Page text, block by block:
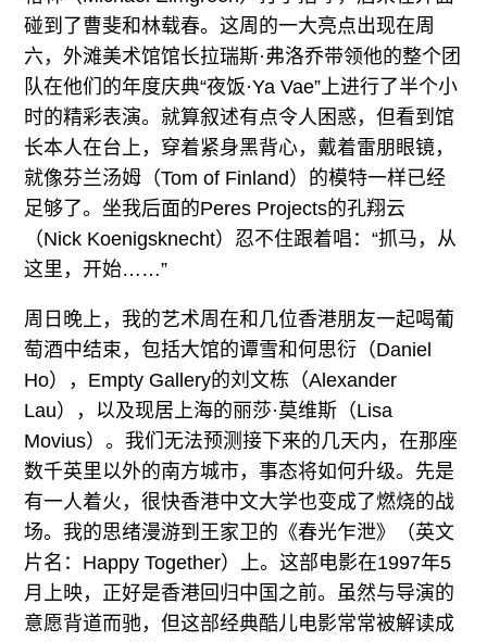
碰到了曹斐和林载春。这周的一大亮点出现在周
六，外滩美术馆馆长拉瑞斯·弗洛乔带领他的整个团
队在他们的年度庆典“夜饭·Ya Vae”上进行了半个小
时的精彩表演。就算叙述有点令人困惑，但看到馆
长本人在台上，穿着紧身黑背心，戴着雷朋眼镜，
就像芬兰汤姆（Tom of Finland）的模特一样已经
足够了。坐我后面的Peres Projects的孔翔云
（Nick Koenigsknecht）忍不住跟着唱：“抓马，从
这里，开始……”
周日晚上，我的艺术周在和几位香港朋友一起喝葡
萄酒中结束，包括大馆的谭雪和何思衍（Daniel
Ho），Empty Gallery的刘文栋（Alexander
Lau），以及现居上海的丽莎·莫维斯（Lisa
Movius）。我们无法预测接下来的几天内，在那座
数千英里以外的南方城市，事态将如何升级。先是
有一人着火，很快香港中文大学也变成了燃烧的战
场。我的思绪漫游到王家卫的《春光乍泄》（英文
片名：Happy Together）上。这部电影在1997年5
月上映，正好是香港回归中国之前。虽然与导演的
意愿背道而驰，但这部经典酷儿电影常常被解读成